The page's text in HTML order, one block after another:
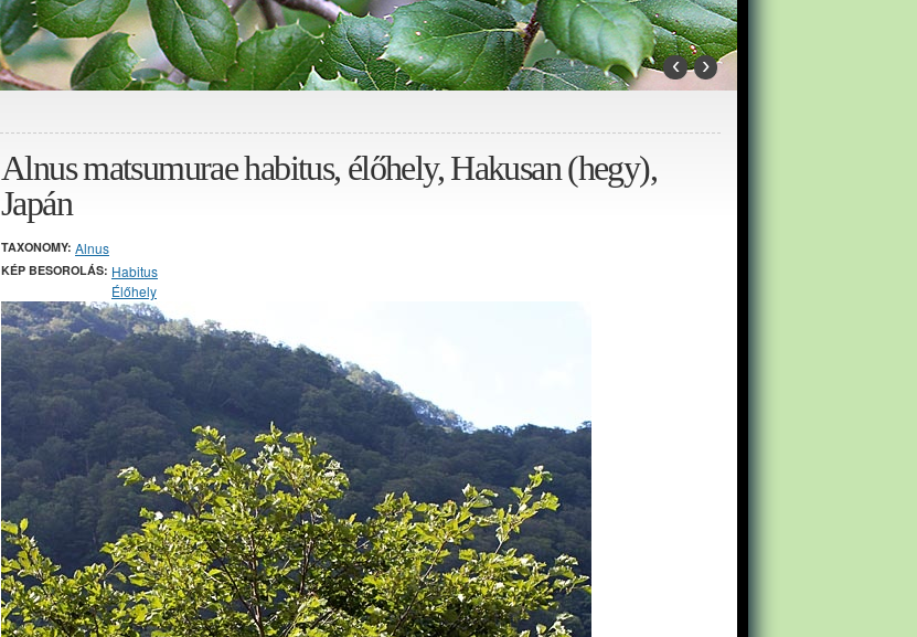
‹ ›
Alnus matsumurae habitus, élőhely, Hakusan (hegy),
Japán
TAXONOMY: Alnus
KÉP BESOROLÁS: Habitus
Élőhely